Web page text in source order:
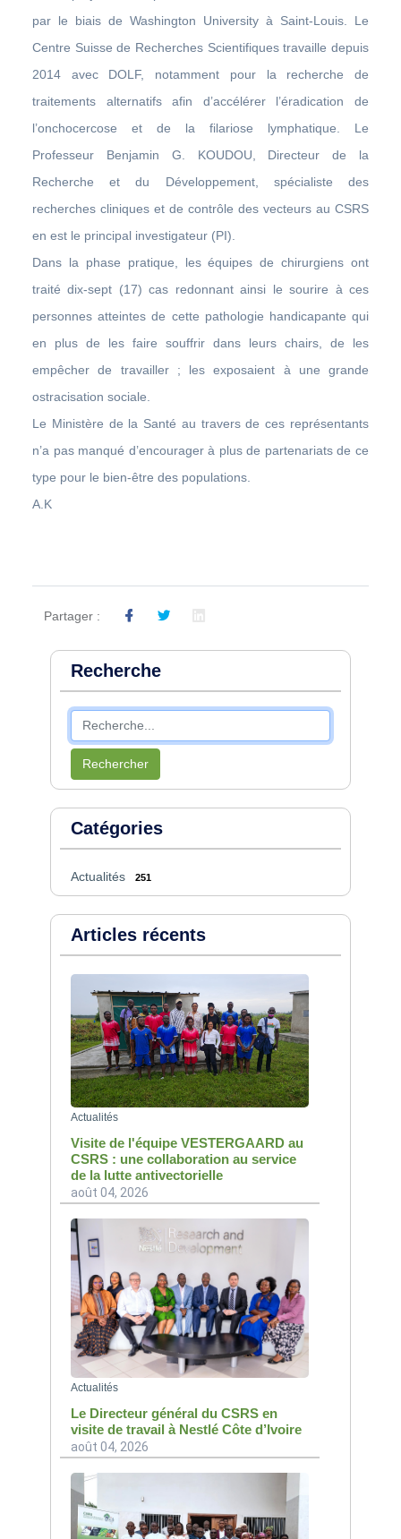
par le biais de Washington University à Saint-Louis. Le
Centre Suisse de Recherches Scientifiques travaille depuis
2014 avec DOLF, notamment pour la recherche de
traitements alternatifs afin d’accélérer l’éradication de
l’onchocercose et de la filariose lymphatique. Le
Professeur Benjamin G. KOUDOU, Directeur de la
Recherche et du Développement, spécialiste des
recherches cliniques et de contrôle des vecteurs au CSRS
en est le principal investigateur (PI).
Dans la phase pratique, les équipes de chirurgiens ont
traité dix-sept (17) cas redonnant ainsi le sourire à ces
personnes atteintes de cette pathologie handicapante qui
en plus de les faire souffrir dans leurs chairs, de les
empêcher de travailler ; les exposaient à une grande
ostracisation sociale.
Le Ministère de la Santé au travers de ces représentants
n’a pas manqué d’encourager à plus de partenariats de ce
type pour le bien-être des populations.
A.K
Partager :
Recherche
Rechercher
Catégories
Actualités 251
Articles récents
Actualités
Visite de l'équipe VESTERGAARD au
CSRS : une collaboration au service
de la lutte antivectorielle
août 04, 2026
Actualités
Le Directeur général du CSRS en
visite de travail à Nestlé Côte d’Ivoire
août 04, 2026